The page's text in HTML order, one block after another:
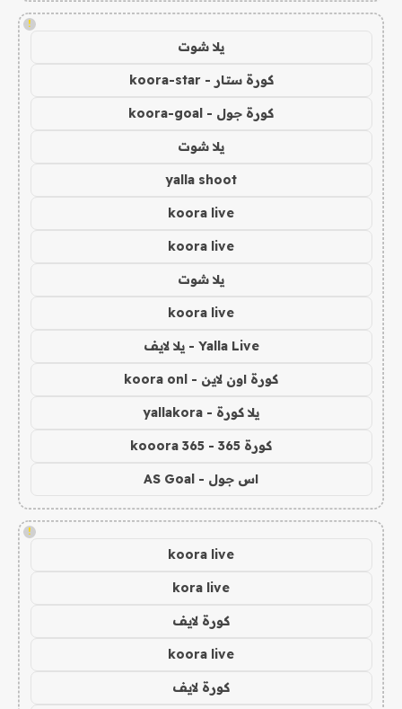
!
يلا شوت
كورة ستار - koora-star
كورة جول - koora-goal
يلا شوت
yalla shoot
koora live
koora live
يلا شوت
koora live
Yalla Live - يلا لايف
كورة اون لاين - koora onl
يلا كورة - yallakora
كورة 365 - kooora 365
اس جول - AS Goal
!
koora live
kora live
كورة لايف
koora live
كورة لايف